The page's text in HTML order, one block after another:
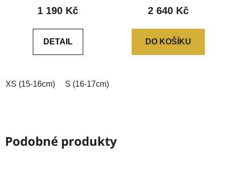
produktu
z
1 190 Kč
DETAIL
XS (15-16cm) S (16-17cm)
produktu
z
2 640 Kč
DO KOŠÍKU
Podobné produkty